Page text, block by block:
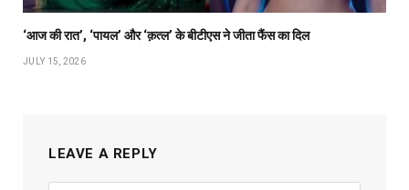
‘आज की रात’, ‘पायल’ और ‘क़त्ल’ के बीटीएस ने जीता फैंस का दिल
JULY 15, 2026
LEAVE A REPLY